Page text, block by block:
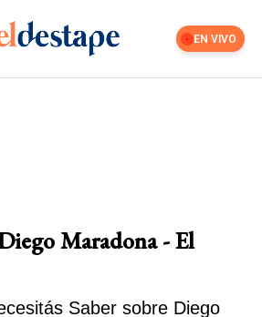
EN VIVO
Maradona - El
Saber sobre Diego